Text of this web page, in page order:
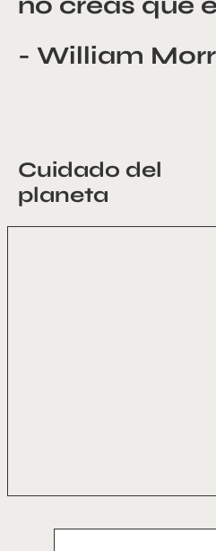
- William
Cuidado del
planeta